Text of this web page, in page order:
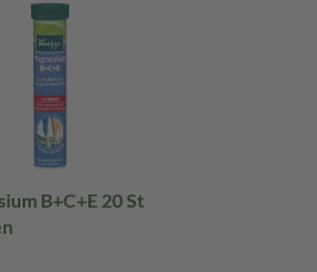
B+C+E 20 St